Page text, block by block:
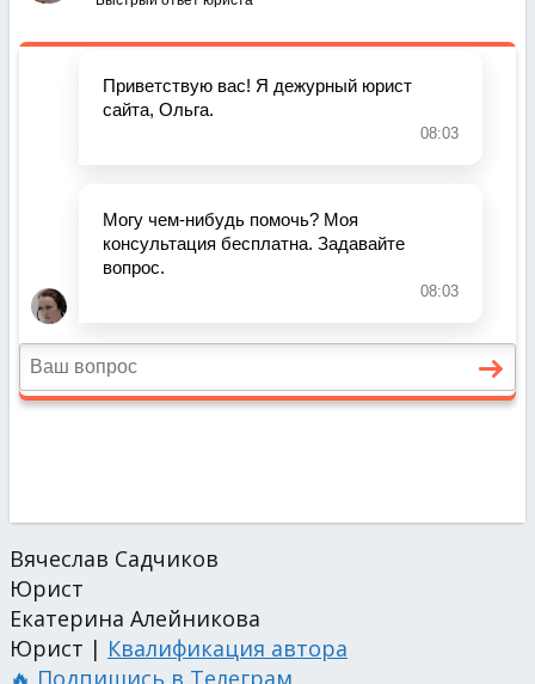
Вячеслав Садчиков
Юрист
Екатерина Алейникова
Юрист | Квалификация автора
🔥 Подпишись в Телеграм